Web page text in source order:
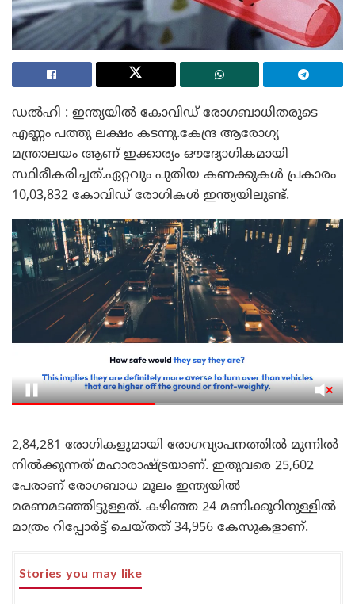
ഡൽഹി : ഇന്ത്യയിൽ കോവിഡ് രോഗബാധിതരുടെ
എണ്ണം പത്തു ലക്ഷം കടന്നു.കേന്ദ്ര ആരോഗ്യ
മന്ത്രാലയം ആണ് ഇക്കാര്യം ഔദ്യോഗികമായി
സ്ഥിരീകരിച്ചത്.ഏറ്റവും പുതിയ കണക്കുകൾ പ്രകാരം
10,03,832 കോവിഡ് രോഗികൾ ഇന്ത്യയിലുണ്ട്.
2,84,281 രോഗികളുമായി രോഗവ്യാപനത്തിൽ മുന്നിൽ
നിൽക്കുന്നത് മഹാരാഷ്ട്രയാണ്. ഇതുവരെ 25,602
പേരാണ് രോഗബാധ മൂലം ഇന്ത്യയിൽ
മരണമടഞ്ഞിട്ടുള്ളത്. കഴിഞ്ഞ 24 മണിക്കൂറിനുള്ളിൽ
മാത്രം റിപ്പോർട്ട് ചെയ്തത് 34,956 കേസുകളാണ്.
Stories you may like